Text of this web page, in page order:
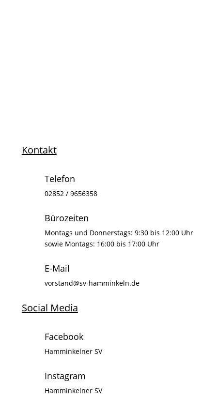
Kontakt
Telefon
02852 / 9656358
Bürozeiten
Montags und Donnerstags: 9:30 bis 12:00 Uhr
sowie Montags: 16:00 bis 17:00 Uhr
E-Mail
vorstand@sv-hamminkeln.de
Social Media
Facebook
Hamminkelner SV
Instagram
Hamminkelner SV